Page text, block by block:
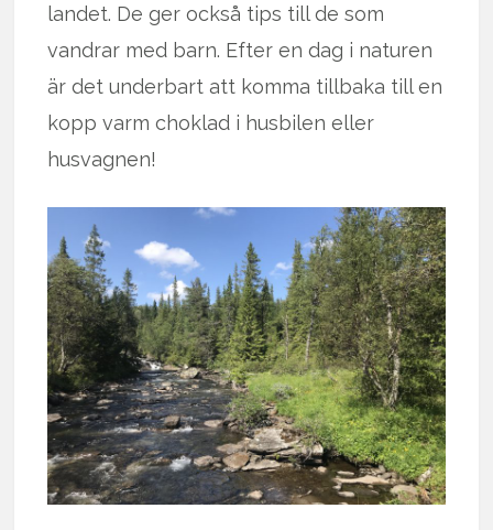
landet. De ger också tips till de som
vandrar med barn. Efter en dag i naturen
är det underbart att komma tillbaka till en
kopp varm choklad i husbilen eller
husvagnen!